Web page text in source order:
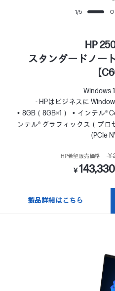
1/5
HP
スタンダードノー
【
Windows
- HPはビジネスに
8GB（8GB×1）
インテル®
ンテル® グラフィックス（プロ
(PCIe
HP希望販売価格 ￥
￥143,330
製品詳細はこちら